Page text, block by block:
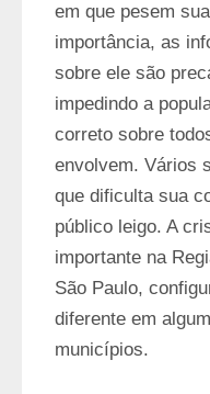
em que pesem
importância, as
sobre ele são
impedindo a
correto sobre
envolvem. Vários
que dificulta sua
público leigo. A
importante na
São Paulo,
diferente em
municípios.